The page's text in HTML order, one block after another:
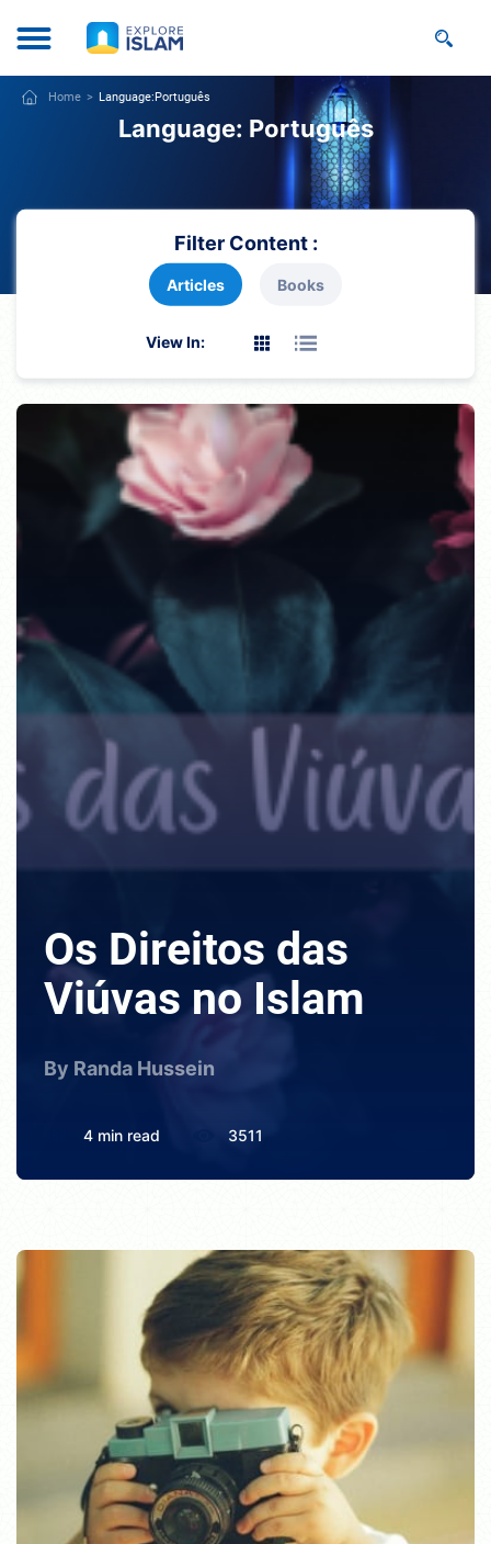
Home Language:Português
Language: Português
Filter Content :
Articles Books
View In:
Os Direitos das
Viúvas no Islam
By Randa Hussein
4 min read 3511